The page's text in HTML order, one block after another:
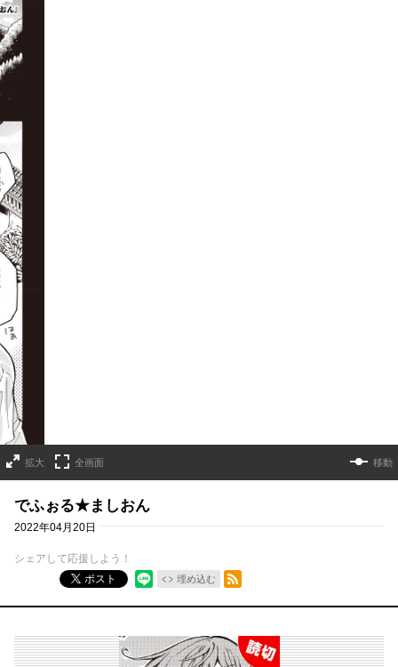
拡大 全画面 移動
でふぉる★ましおん
2022年04月20日
シェアして応援しよう！
ポスト
埋め込む
RSSフィード